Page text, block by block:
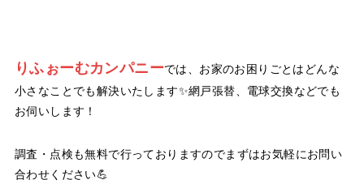
りふぉーむカンパニーでは、お家のお困りごとはどんな
小さなことでも解決いたします✨網戸張替、電球交換などでも
お伺いします！
調査・点検も無料で行っておりますのでまずはお気軽にお問い
合わせください💪